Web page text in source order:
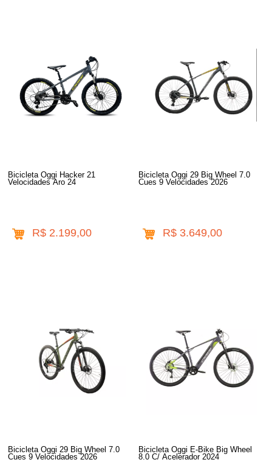
Bicicleta Oggi Hacker 21
Velocidades Aro 24
R$ 2.199,00
Bicicleta Oggi 29 Big Wheel 7.0
Cues 9 Velocidades 2026
R$ 3.649,00
Bicicleta Oggi 29 Big Wheel 7.0
Cues 9 Velocidades 2026
Bicicleta Oggi E-Bike Big Wheel
8.0 C/ Acelerador 2024